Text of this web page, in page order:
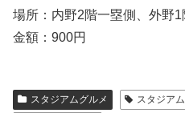
場所：内野2階一塁側、外野1
金額：900円
スタジアムグルメ スタジア